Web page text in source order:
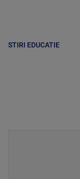
STIRI EDUCATIE